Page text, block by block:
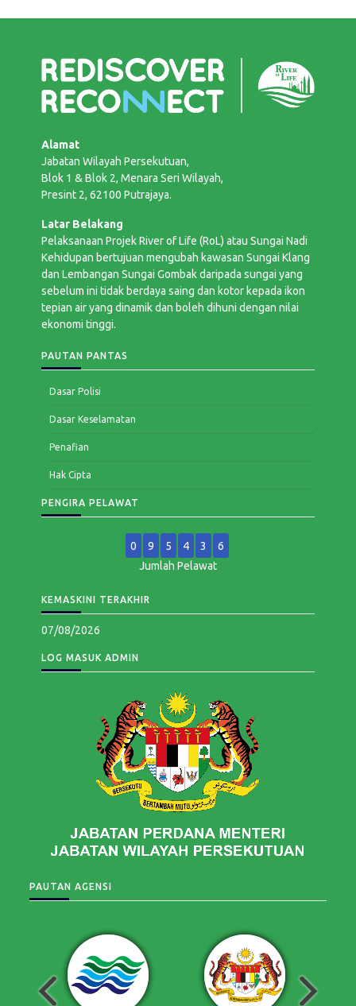
Alamat
Jabatan Wilayah Persekutuan,
Blok 1 & Blok 2, Menara Seri Wilayah,
Presint 2, 62100 Putrajaya.
Latar Belakang
Pelaksanaan Projek River of Life (RoL) atau Sungai Nadi
Kehidupan bertujuan mengubah kawasan Sungai Klang
dan Lembangan Sungai Gombak daripada sungai yang
sebelum ini tidak berdaya saing dan kotor kepada ikon
tepian air yang dinamik dan boleh dihuni dengan nilai
ekonomi tinggi.
PAUTAN PANTAS
Dasar Polisi
Dasar Keselamatan
Penafian
Hak Cipta
PENGIRA PELAWAT
0 9 5 4 3
6
Jumlah Pelawat
KEMASKINI TERAKHIR
07/08/2026
LOG MASUK ADMIN
PAUTAN AGENSI